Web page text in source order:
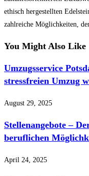
ethisch hergestellten
zahlreiche Möglichkeiten,
You Might Also Like
Umzugsservice
stressfreien Umzug
August 29, 2025
Stellenangebote –
beruflichen
April 24, 2025